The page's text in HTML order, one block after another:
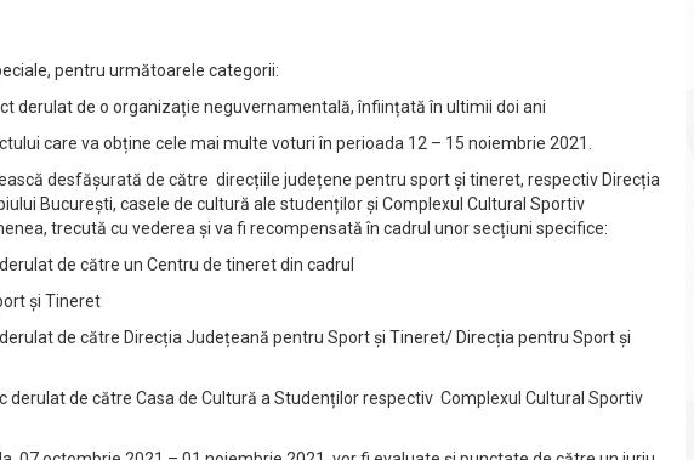
pentru următoarele categorii:
derulat de o organizație neguvernamentală, înființată în ultimii doi ani
care va obține cele mai multe voturi în perioada 12 – 15 noiembrie 2021.
desfășurată de către direcțiile județene pentru sport și tineret, respectiv Direcția
București, casele de cultură ale studenților și Complexul Cultural Sportiv
trecută cu vederea și va fi recompensată în cadrul unor secțiuni specifice:
de către un Centru de tineret din cadrul
și Tineret
de către Direcția Județeană pentru Sport și Tineret/ Direcția pentru Sport și
derulat de către Casa de Cultură a Studenților respectiv Complexul Cultural Sportiv